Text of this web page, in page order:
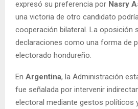
expresó su preferencia por Nasry
una victoria de otro candidato
cooperación bilateral. La oposición
declaraciones como una forma de
electorado hondureño.
En Argentina, la Administración
fue señalada por intervenir
electoral mediante gestos políticos